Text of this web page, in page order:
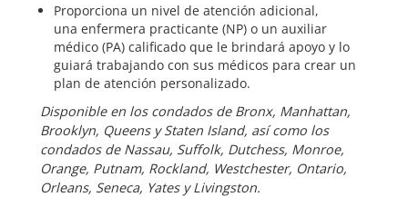
Proporciona un nivel de atención adicional,
una enfermera practicante (NP) o un auxiliar
médico (PA) calificado que le brindará apoyo y lo
guiará trabajando con sus médicos para crear un
plan de atención personalizado.
Disponible en los condados de Bronx, Manhattan,
Brooklyn, Queens y Staten Island, así como los
condados de Nassau, Suffolk, Dutchess, Monroe,
Orange, Putnam, Rockland, Westchester, Ontario,
Orleans, Seneca, Yates y Livingston.